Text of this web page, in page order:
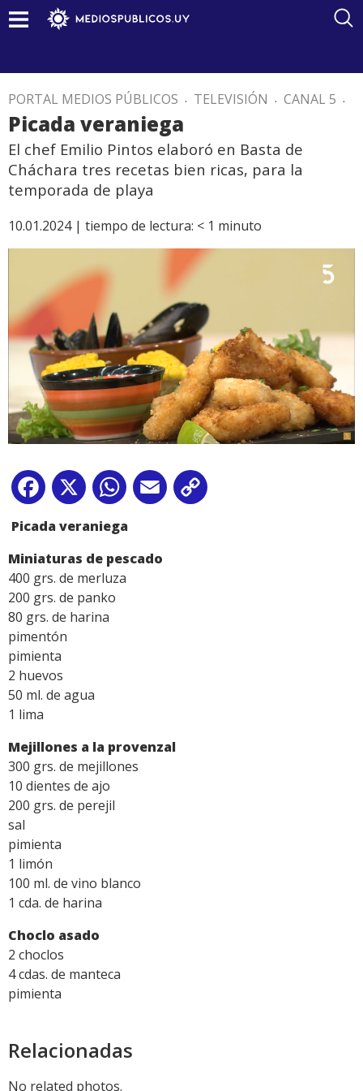
PORTAL MEDIOS PÚBLICOS . TELEVISIÓN . CANAL 5 .
Picada veraniega
El chef Emilio Pintos elaboró en Basta de
Cháchara tres recetas bien ricas, para la
temporada de playa
10.01.2024 | tiempo de lectura: < 1 minuto
Facebook
X WhatsApp
Email
Picada veraniega
Miniaturas de pescado
400 grs. de merluza
200 grs. de panko
80 grs. de harina
pimentón
pimienta
2 huevos
50 ml. de agua
1 lima
Mejillones a la provenzal
300 grs. de mejillones
10 dientes de ajo
200 grs. de perejil
sal
pimienta
1 limón
100 ml. de vino blanco
1 cda. de harina
Choclo asado
2 choclos
4 cdas. de manteca
pimienta
Relacionadas
No related photos.